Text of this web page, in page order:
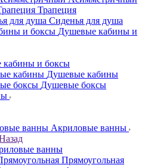
Трапеция
Сиденья для душа
Душевые кабины и
кабины и боксы
Душевые кабины
Душевые боксы
Акриловые ванны
ванны
Прямоугольная